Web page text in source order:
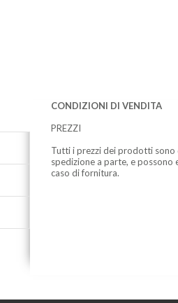
CONDIZIONI DI VENDITA
PREZZI
Tutti i prezzi dei prodotti sono
spedizione a parte, e possono
caso di fornitura.